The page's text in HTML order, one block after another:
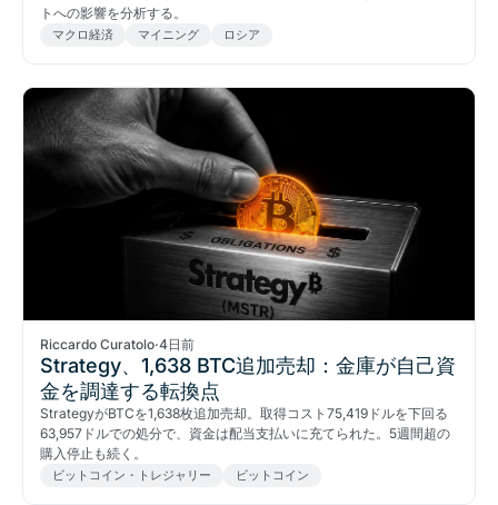
トへの影響を分析する。
マクロ経済 マイニング ロシア
Riccardo Curatolo·4日前
Strategy、1,638 BTC追加売却：金庫が自己資
金を調達する転換点
StrategyがBTCを1,638枚追加売却。取得コスト75,419ドルを下回る
63,957ドルでの処分で、資金は配当支払いに充てられた。5週間超の
購入停止も続く。
ビットコイン・トレジャリー ビットコイン